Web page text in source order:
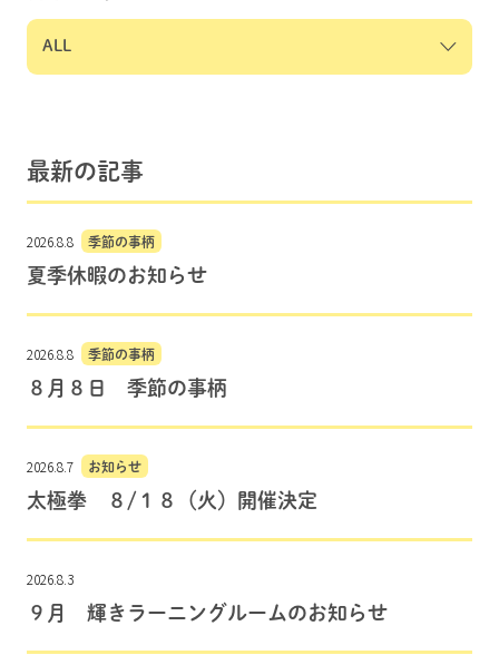
最新の記事
2026.8.8 季節の事柄
夏季休暇のお知らせ
2026.8.8 季節の事柄
８月８日 季節の事柄
2026.8.7 お知らせ
太極拳 ８/１８（火）開催決定
2026.8.3
９月 輝きラーニングルームのお知らせ